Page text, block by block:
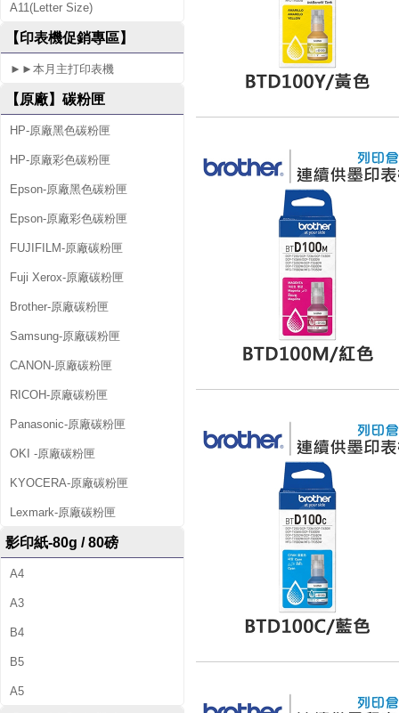
3
0
W
A11(Letter Size)
【印表機促銷專區】
►►本月主打印表機
【原廠】碳粉匣
HP-原廠黑色碳粉匣
HP-原廠彩色碳粉匣
Epson-原廠黑色碳粉匣
Epson-原廠彩色碳粉匣
FUJIFILM-原廠碳粉匣
Fuji Xerox-原廠碳粉匣
Brother-原廠碳粉匣
Samsung-原廠碳粉匣
CANON-原廠碳粉匣
RICOH-原廠碳粉匣
Panasonic-原廠碳粉匣
OKI -原廠碳粉匣
KYOCERA-原廠碳粉匣
Lexmark-原廠碳粉匣
影印紙-80g / 80磅
A4
A3
B4
B5
A5